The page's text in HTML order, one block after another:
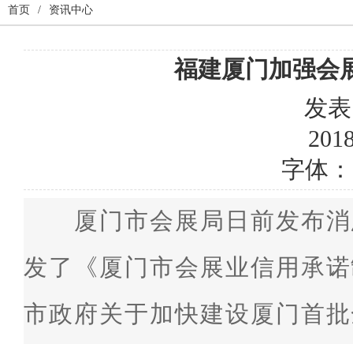
首页 / 资讯中心
福建厦门加强会
发
字体：
厦门市会展局日前发布
发了《厦门市会展业信用承
市政府关于加快建设厦门首